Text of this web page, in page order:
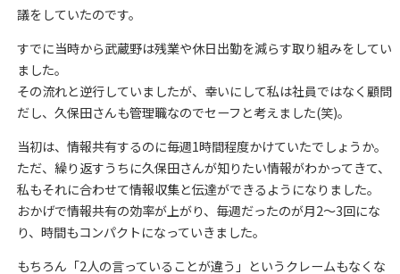
議をしていたのです。
すでに当時から武蔵野は残業や休日出勤を減らす取り組みをしてい
ました。
その流れと逆行していましたが、幸いにして私は社員ではなく顧問
だし、久保田さんも管理職なのでセーフと考えました(笑)。
当初は、情報共有するのに毎週1時間程度かけていたでしょうか。
ただ、繰り返すうちに久保田さんが知りたい情報がわかってきて、
私もそれに合わせて情報収集と伝達ができるようになりました。
おかげで情報共有の効率が上がり、毎週だったのが月2～3回にな
り、時間もコンパクトになっていきました。
もちろん「2人の言っていることが違う」というクレームもなくな